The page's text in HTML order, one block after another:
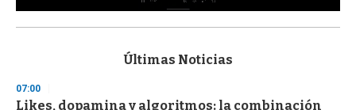
s
d
s
Últimas Noticias
07:00
Likes, dopamina y algoritmos: la combinación